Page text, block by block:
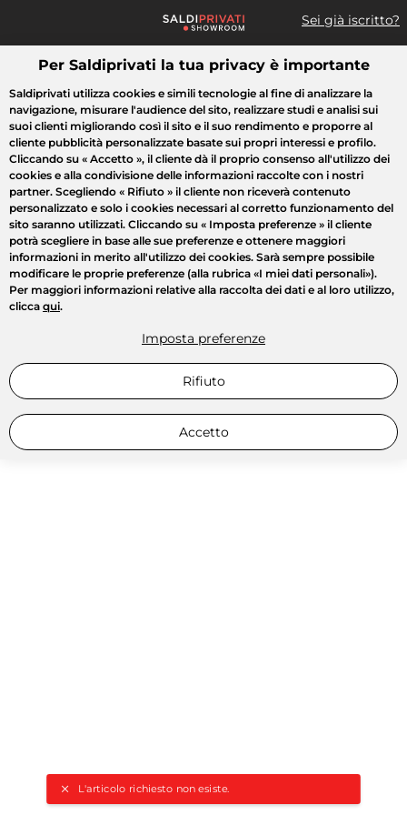
Sei già iscritto?
Cosa cerchi?
L'articolo richiesto non esiste.
Tutte le vendite Moda Casa Bellezza Elettrodomestici
Per Saldiprivati la tua privacy è importante
Saldiprivati utilizza cookies e simili tecnologie al fine di analizzare la
navigazione, misurare l'audience del sito, realizzare studi e analisi sui
suoi clienti migliorando così il sito e il suo rendimento e proporre al
cliente pubblicità personalizzate basate sui propri interessi e profilo.
Cliccando su « Accetto », il cliente dà il proprio consenso all'utilizzo dei
cookies e alla condivisione delle informazioni raccolte con i nostri
partner. Scegliendo « Rifiuto » il cliente non riceverà contenuto
personalizzato e solo i cookies necessari al corretto funzionamento del
sito saranno utilizzati. Cliccando su « Imposta preferenze » il cliente
potrà scegliere in base alle sue preferenze e ottenere maggiori
informazioni in merito all'utilizzo dei cookies. Sarà sempre possibile
modificare le proprie preferenze (alla rubrica «I miei dati personali»).
Per maggiori informazioni relative alla raccolta dei dati e al loro utilizzo,
clicca qui.
Imposta preferenze
Rifiuto
Accetto